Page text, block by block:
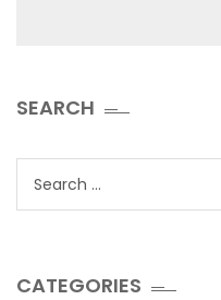
SEARCH
CATEGORIES